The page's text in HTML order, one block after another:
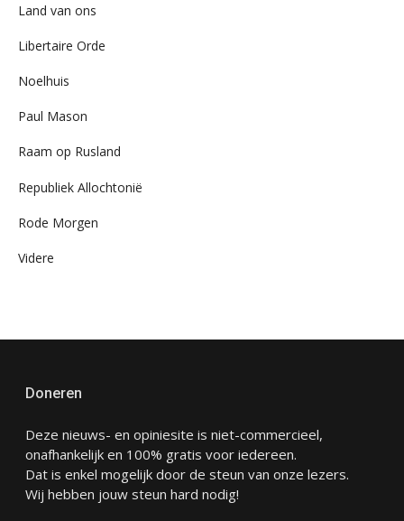
Land van ons
Libertaire Orde
Noelhuis
Paul Mason
Raam op Rusland
Republiek Allochtonië
Rode Morgen
Videre
Doneren
Deze nieuws- en opiniesite is niet-commercieel,
onafhankelijk en 100% gratis voor iedereen.
Dat is enkel mogelijk door de steun van onze lezers.
Wij hebben jouw steun hard nodig!